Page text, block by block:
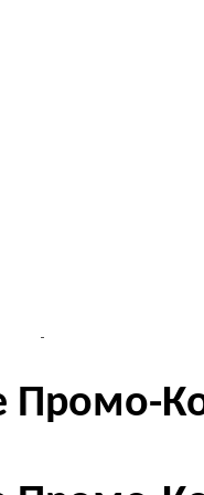
Промо-